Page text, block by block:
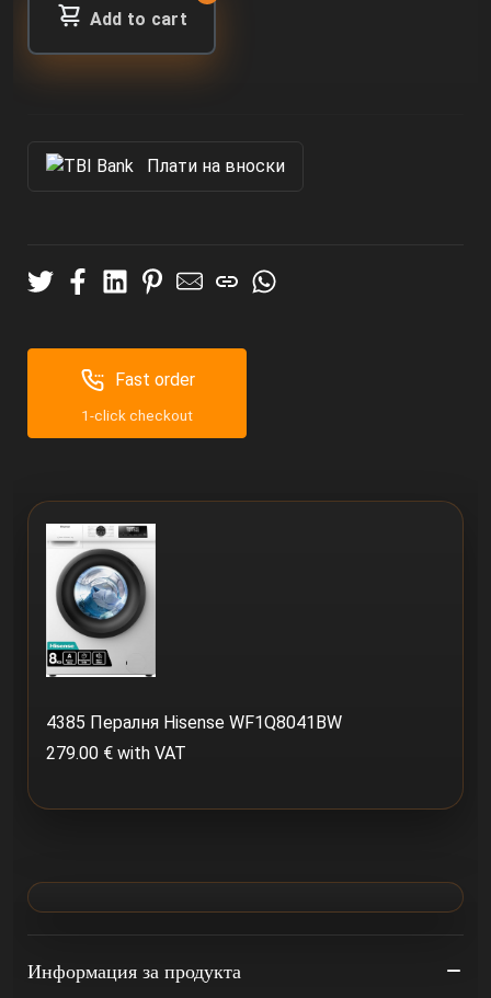
Add to cart
Πлати на вноски
Fast order
1-click checkout
4385 Пералня Hisense WF1Q8041BW
279.00 € with VAT
Информация за продукта